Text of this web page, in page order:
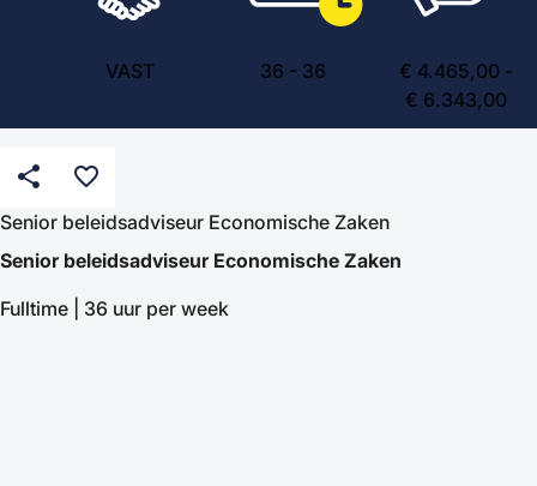
VAST 36 - 36
€ 4.465,00 -
€ 6.343,00
share favorite_border
Senior beleidsadviseur Economische Zaken
Senior beleidsadviseur Economische Zaken
Fulltime | 36 uur per week